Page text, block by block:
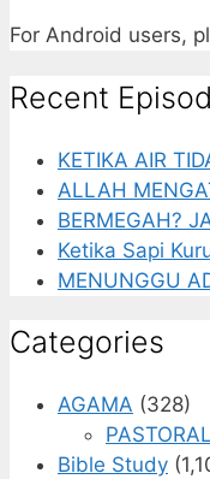
For Android users,
Recent
KETIKA AIR
ALLAH
BERMEGAH?
Ketika Sapi
MENUNGGU
Categories
AGAMA (328)
PASTORAL
Bible Study